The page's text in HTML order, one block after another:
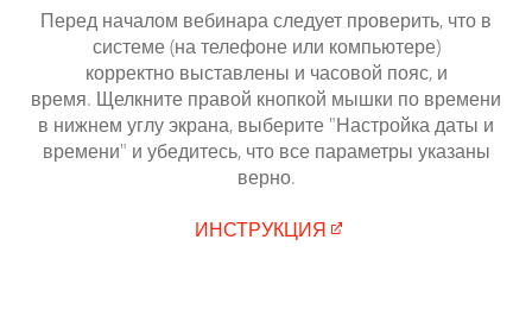
Перед началом вебинара следует проверить, что в
системе (на телефоне или компьютере)
корректно выставлены и часовой пояс, и
время. Щелкните правой кнопкой мышки по времени
в нижнем углу экрана, выберите "Настройка даты и
времени" и убедитесь, что все параметры указаны
верно.
ИНСТРУКЦИЯ​